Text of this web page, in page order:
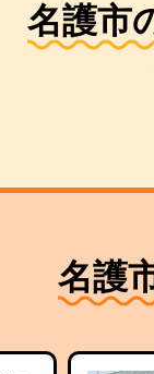
名護市
名護